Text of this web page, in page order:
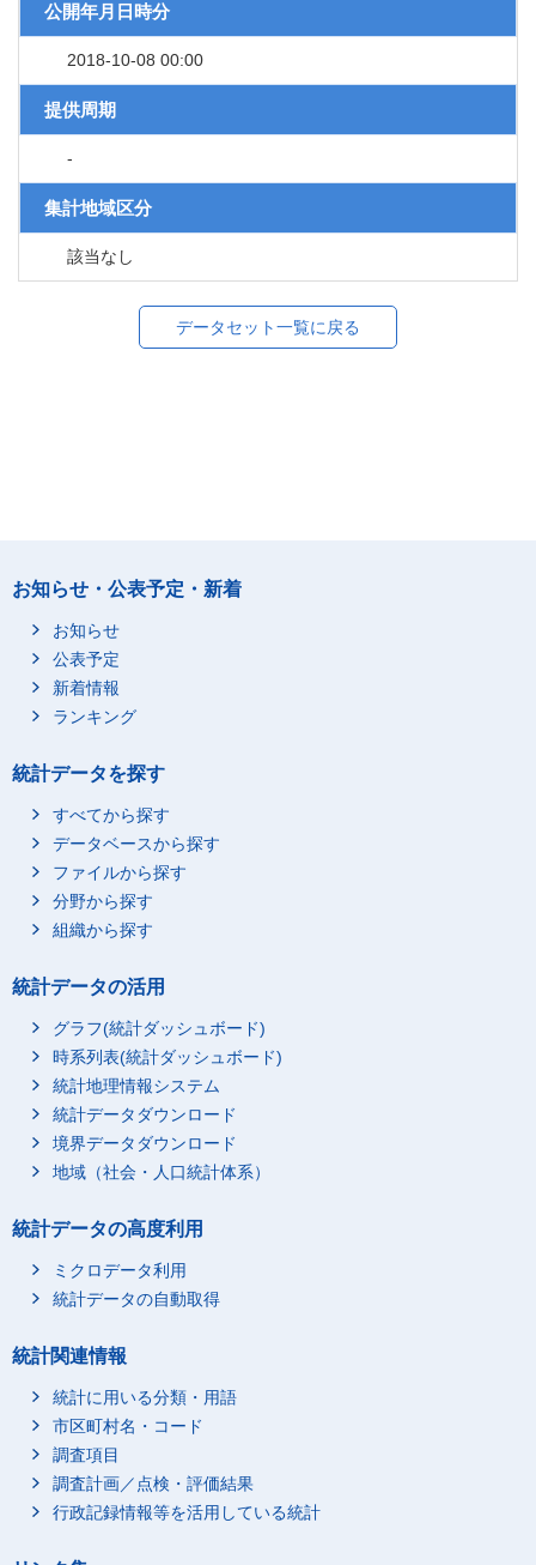
公開年月日時分
2018-10-08 00:00
提供周期
-
集計地域区分
該当なし
データセット一覧に戻る
お知らせ・公表予定・新着
お知らせ
公表予定
新着情報
ランキング
統計データを探す
すべてから探す
データベースから探す
ファイルから探す
分野から探す
組織から探す
統計データの活用
グラフ(統計ダッシュボード)
時系列表(統計ダッシュボード)
統計地理情報システム
統計データダウンロード
境界データダウンロード
地域（社会・人口統計体系）
統計データの高度利用
ミクロデータ利用
統計データの自動取得
統計関連情報
統計に用いる分類・用語
市区町村名・コード
調査項目
調査計画／点検・評価結果
行政記録情報等を活用している統計